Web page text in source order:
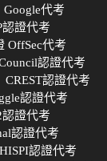
Google代考
認證代考
OffSec代考
認證代考
CREST認證代考
認證代考
證代考
認證代考
HISPI認證代考